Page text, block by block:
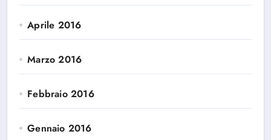
Aprile 2016
Marzo 2016
Febbraio 2016
Gennaio 2016